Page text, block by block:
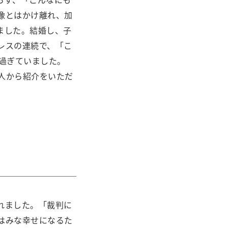
とはかけ離れ、加
した。結婚し、子
スの連続で、「こ
ていました。
から紹介をいただ
ました。「裁判に
みな幸せになるた